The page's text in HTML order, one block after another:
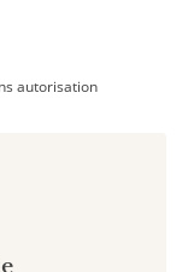
autorisation